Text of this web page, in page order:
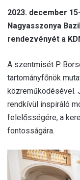
2023. december
Nagyasszonya
rendezvényét a
A szentmisét P.
tartományfőnök
rendkívül inspiráló
felelősségére, a
fontosságára.